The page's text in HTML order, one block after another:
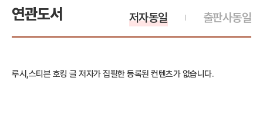
연관도서 출판사동일
저자동일
루시,스티븐 호킹 글 저자가 집필한 등록된 컨텐츠가 없습니다.